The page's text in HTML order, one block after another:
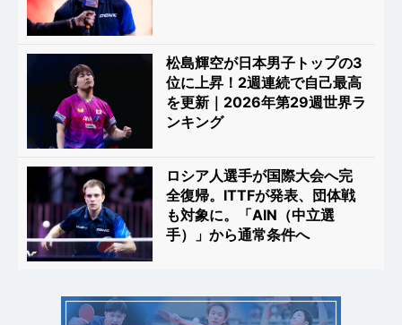
松島輝空が日本男子トップの3
位に上昇！2週連続で自己最高
を更新｜2026年第29週世界ラ
ンキング
ロシア人選手が国際大会へ完
全復帰。ITTFが発表、団体戦
も対象に。「AIN（中立選
手）」から通常条件へ